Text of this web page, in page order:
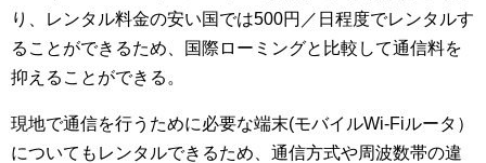
り、レンタル料金の安い国では500円／日程度でレンタルす
ることができるため、国際ローミングと比較して通信料を
抑えることができる。
現地で通信を行うために必要な端末(モバイルWi-Fiルータ）
についてもレンタルできるため、通信方式や周波数帯の違